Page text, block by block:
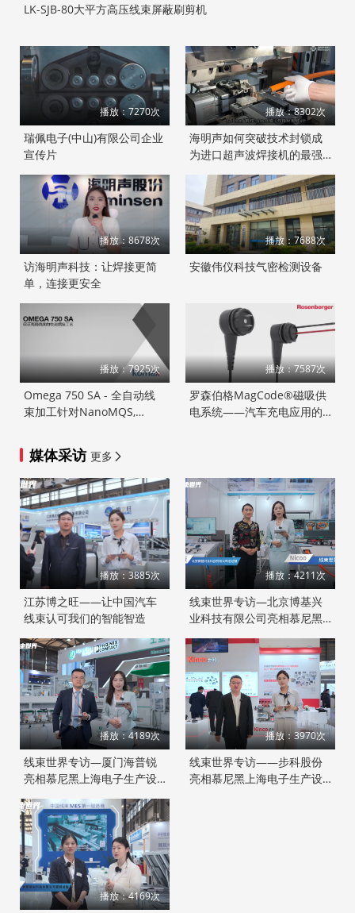
LK-SJB-80大平方高压线束屏蔽刷剪机
播放：7270次
瑞佩电子(中山)有限公司企业
宣传片
播放：8302次
海明声如何突破技术封锁成
为进口超声波焊接机的最强
竞争对手？
播放：8678次
访海明声科技：让焊接更简
单，连接更安全
播放：7688次
安徽伟仪科技气密检测设备
播放：7925次
Omega 750 SA - 全自动线
束加工针对NanoMQS,
线0.13mm2/0.22mm2
播放：7587次
罗森伯格MagCode®磁吸供
电系统——汽车充电应用的
媒体采访 更多
播放：3885次
江苏博之旺——让中国汽车
线束认可我们的智能智造
播放：4211次
线束世界专访—北京博基兴
业科技有限公司亮相慕尼黑
上海电子生产设备展
播放：4189次
线束世界专访—厦门海普锐
亮相慕尼黑上海电子生产设
备展
播放：3970次
线束世界专访——步科股份
亮相慕尼黑上海电子生产设
播放：4169次